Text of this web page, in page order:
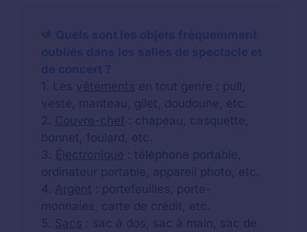
Quels sont les objets fréquemment
oubliés dans les salles de spectacle et
de concert ?
1. Les vêtements en tout genre : pull,
veste, manteau, gilet, doudoune, etc.
2. Couvre-chef : chapeau, casquette,
bonnet, foulard, etc.
3. Électronique : téléphone portable,
ordinateur portable, appareil photo, etc.
4. Argent : portefeuilles, porte-
monnaies, carte de crédit, etc.
5. Sacs : sac à dos, sac à main, sac de